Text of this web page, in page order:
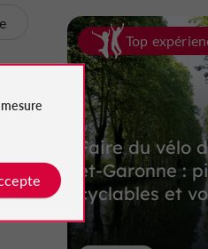
Top
Faire du vélo
et-Garonne :
cyclables et
mesure